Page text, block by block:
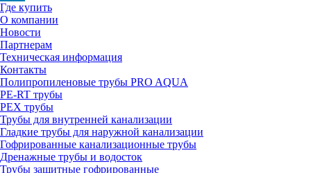
Где купить
О компании
Новости
Партнерам
Техническая информация
Контакты
Полипропиленовые трубы PRO AQUA
PE-RT трубы
PEX трубы
Трубы для внутренней канализации
Гладкие трубы для наружной канализации
Гофрированные канализационные трубы
Дренажные трубы и водосток
Трубы защитные гофрированные